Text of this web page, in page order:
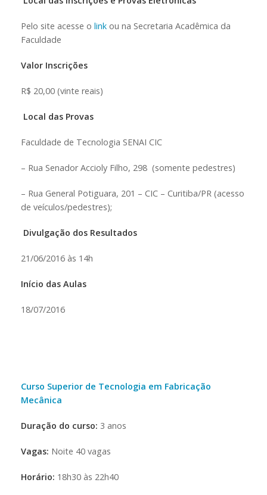
Pelo site acesse o link ou na Secretaria Acadêmica da
Faculdade
Valor Inscrições
R$ 20,00 (vinte reais)
Local das Provas
Faculdade de Tecnologia SENAI CIC
– Rua Senador Accioly Filho, 298 (somente pedestres)
– Rua General Potiguara, 201 – CIC – Curitiba/PR (acesso
de veículos/pedestres);
Divulgação dos Resultados
21/06/2016 às 14h
Início das Aulas
18/07/2016
Curso Superior de Tecnologia em Fabricação
Mecânica
Duração do curso: 3 anos
Vagas: Noite 40 vagas
Horário: 18h30 às 22h40